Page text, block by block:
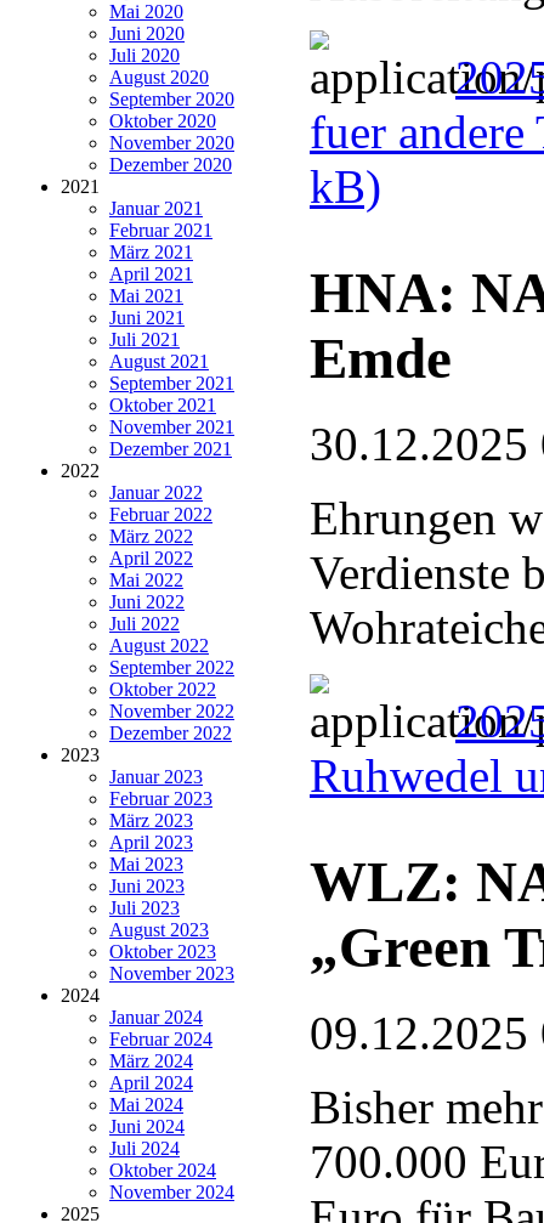
Mai 2020
Juni 2020
Juli 2020
August 2020
September 2020
Oktober 2020
November 2020
Dezember 2020
2021
Januar 2021
Februar 2021
März 2021
April 2021
Mai 2021
Juni 2021
Juli 2021
August 2021
September 2021
Oktober 2021
November 2021
Dezember 2021
2022
Januar 2022
Februar 2022
März 2022
April 2022
Mai 2022
Juni 2022
Juli 2022
August 2022
September 2022
Oktober 2022
November 2022
Dezember 2022
2023
Januar 2023
Februar 2023
März 2023
April 2023
Mai 2023
Juni 2023
Juli 2023
August 2023
Oktober 2023
November 2023
2024
Januar 2024
Februar 2024
März 2024
April 2024
Mai 2024
Juni 2024
Juli 2024
Oktober 2024
November 2024
2025
fuer
kB)
HNA:
Emde
30.12.2025
Ehrungen
Verdienste
Ruhwedel
WLZ:
„Green
09.12.2025
Bisher
700.000